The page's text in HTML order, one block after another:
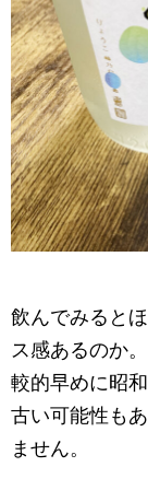
飲んでみると
ス感あるのか
較的早めに昭
古い可能性も
ません。